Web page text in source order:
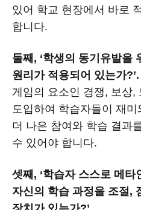
있어 학교 현장에서 바로
합니다.
둘째, ‘학생의 동기유발을
원리가 적용되어 있는가?’.
게임의 요소인 경쟁, 보상,
도입하여 학습자들이 재
더 나은 참여와 학습 결과
수 있어야 합니다.
셋째, ‘학습자 스스로 메타
자신의 학습 과정을 조절,